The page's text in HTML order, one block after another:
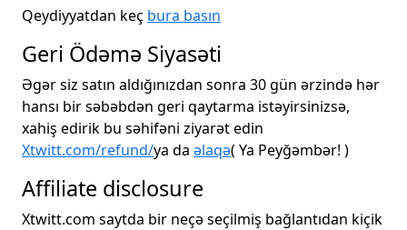
Qeydiyyatdan keç bura basın
Geri Ödəmə Siyasəti
Əgər siz satın aldığınızdan sonra 30 gün ərzində hər
hansı bir səbəbdən geri qaytarma istəyirsinizsə,
xahiş edirik bu səhifəni ziyarət edin
Xtwitt.com/refund/ya da əlaqə( Ya Peyğəmbər! )
Affiliate disclosure
Xtwitt.com saytda bir neçə seçilmiş bağlantıdan kiçik